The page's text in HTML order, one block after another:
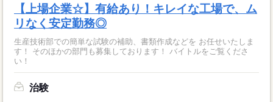
【上場企業☆】有給あり！キレイな工場で、ム
リなく安定勤務◎
生産技術部での簡単な試験の補助、書類作成などを お任せいたしま
す！ そのほかの部門も募集しております！ バイトルをご覧くださ
い！
治験